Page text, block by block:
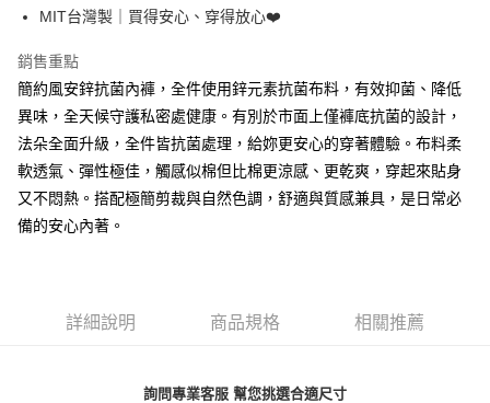
悠遊付
大哥付你分期
相關說明
1.本服務由台灣大哥大提供，台灣大哥大用戶可立即使用無須另外申請。
2.付款方式選擇「大哥付你分期」，訂單成立後會自動跳轉到大哥付的交易
流程，驗證手機門號後，選擇欲分期的期數、繳款截止日，確認付款後即完
成交易。
3.實際核准額度、可分期數及費用金額請依後續交易確認頁面所載為準。
4.訂單成立30分鐘內，如未前往確認交易或遇審核未通過，訂單將自動取
醒簡訊。
ATM付款
運送方式
全家取貨付款
每筆NT$80，滿NT$790(含以上)免運費
MIT台灣製｜買得安心、穿得放心❤️
銷售重點
簡約風安鋅抗菌內褲，全件使用鋅元素抗菌布料，有效抑菌、降低
異味，全天候守護私密處健康。有別於市面上僅褲底抗菌的設計，
法朵全面升級，全件皆抗菌處理，給妳更安心的穿著體驗。布料柔
軟透氣、彈性極佳，觸感似棉但比棉更涼感、更乾爽，穿起來貼身
又不悶熱。搭配極簡剪裁與自然色調，舒適與質感兼具，是日常必
備的安心內著。
詳細說明 商品規格 相關推薦
詢問專業客服 幫您挑選合適尺寸